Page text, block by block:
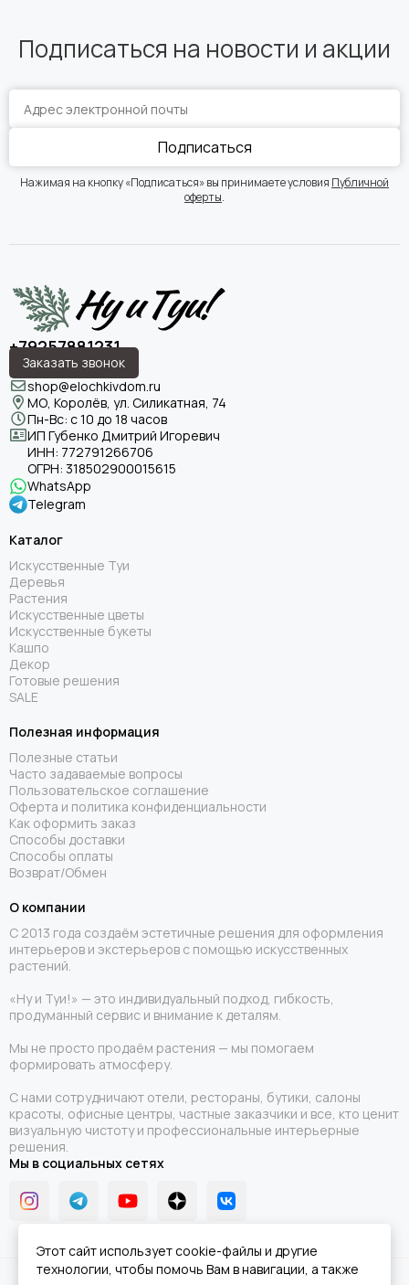
Подписаться на новости и акции
Подписаться
Нажимая на кнопку «Подписаться» вы принимаете условия Публичной
оферты.
+79257881231
Заказать звонок
shop@elochkivdom.ru
МО, Королёв, ул. Силикатная, 74
Пн-Вс: с 10 до 18 часов
ИП Губенко Дмитрий Игоревич
ИНН: 772791266706
ОГРН: 318502900015615
WhatsApp
Telegram
Каталог
Искусственные Туи
Деревья
Растения
Искусственные цветы
Искусственные букеты
Кашпо
Декор
Готовые решения
SALE
Полезная информация
Полезные статьи
Часто задаваемые вопросы
Пользовательское соглашение
Оферта и политика конфиденциальности
Как оформить заказ
Способы доставки
Способы оплаты
Возврат/Обмен
О компании
С 2013 года создаём эстетичные решения для оформления
интерьеров и экстерьеров с помощью искусственных
растений.
«Ну и Туи!» — это индивидуальный подход, гибкость,
продуманный сервис и внимание к деталям.
Мы не просто продаём растения — мы помогаем
формировать атмосферу.
С нами сотрудничают отели, рестораны, бутики, салоны
красоты, офисные центры, частные заказчики и все, кто ценит
визуальную чистоту и профессиональные интерьерные
решения.
Мы в социальных сетях
Этот сайт использует cookie-файлы и другие
технологии, чтобы помочь Вам в навигации, а также